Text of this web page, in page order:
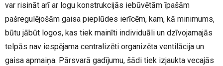
var risināt arī ar logu konstrukcijās iebūvētām īpašām
pašregulējošām gaisa pieplūdes ierīcēm, kam, kā minimums,
būtu jābūt logos, kas tiek mainīti individuāli un dzīvojamajās
telpās nav iespējama centralizēti organizēta ventilācija un
gaisa apmaiņa. Pārsvarā gadījumu, šādi tiek izjaukta vecajās